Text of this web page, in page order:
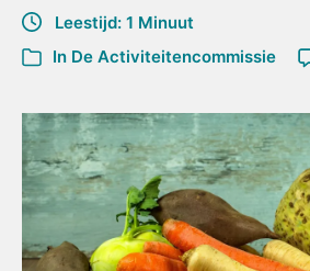
Leestijd: 1 Minuut
In De Activiteitencommissie